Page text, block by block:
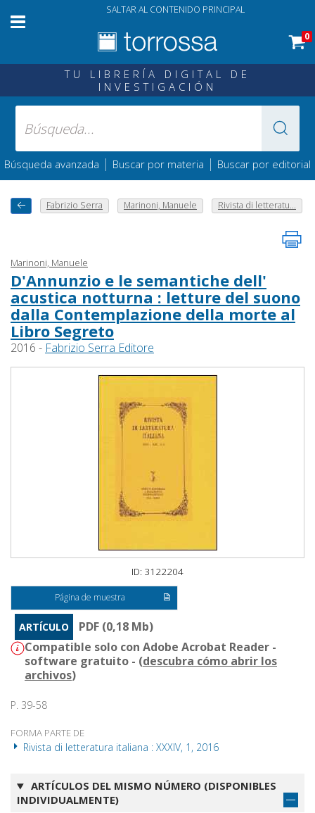
SALTAR AL CONTENIDO PRINCIPAL
0
TU LIBRERÍA DIGITAL DE
INVESTIGACIÓN
Búsqueda avanzada | Buscar por materia | Buscar por editorial
Fabrizio Serra Marinoni, Manuele Rivista di letteratu...
Marinoni, Manuele
D'Annunzio e le semantiche dell'
acustica notturna : letture del suono
dalla Contemplazione della morte al
Libro Segreto
2016 - Fabrizio Serra Editore
ID: 3122204
Página de muestra
ARTÍCULO
PDF (0,18 Mb)
Compatible solo con Adobe Acrobat Reader -
software gratuito - (descubra cómo abrir los
archivos)
P. 39-58
FORMA PARTE DE
Rivista di letteratura italiana : XXXIV, 1, 2016
ARTÍCULOS DEL MISMO NÚMERO (DISPONIBLES
INDIVIDUALMENTE)